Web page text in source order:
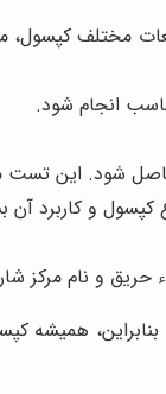
کپسول،
انجام شود.
هر 5 سال یکبار
و کاربرد آن
و نام مرکز
همیشه